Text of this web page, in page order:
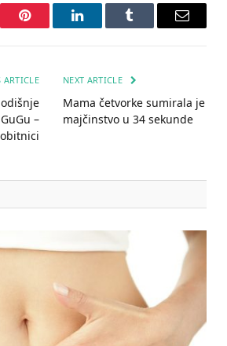
Pinterest LinkedInTumblr Email
ARTICLE
–
NEXT ARTICLE
Mama četvorke sumirala je
majčinstvo u 34 sekunde